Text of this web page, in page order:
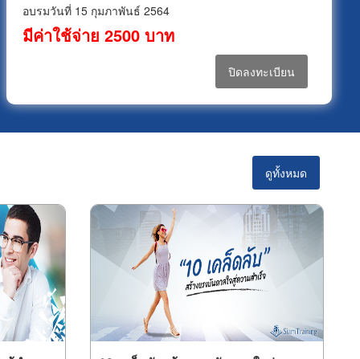
อบรมวันที่ 15 กุมภาพันธ์ 2564
มีค่าใช้จ่าย 2500 บาท
ปิดลงทะเบียน
ดูทั้งหมด